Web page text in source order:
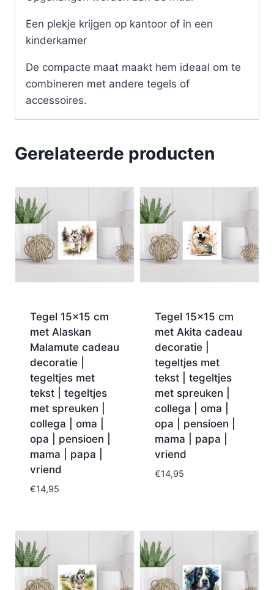
Een plekje krijgen op kantoor of in een
kinderkamer
De compacte maat maakt hem ideaal om te
combineren met andere tegels of
accessoires.
Gerelateerde producten
Tegel 15×15 cm
met Alaskan
Malamute cadeau
decoratie |
tegeltjes met
tekst | tegeltjes
met spreuken |
collega | oma |
opa | pensioen |
mama | papa |
vriend
€14,95
Tegel 15×15 cm
met Akita cadeau
decoratie |
tegeltjes met
tekst | tegeltjes
met spreuken |
collega | oma |
opa | pensioen |
mama | papa |
vriend
€14,95